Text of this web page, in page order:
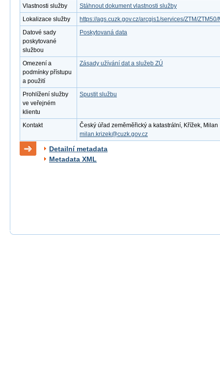
Vlastnosti služby
Stáhnout dokument vlastnosti služby
Lokalizace služby
https://ags.cuzk.gov.cz/arcgis1/services/ZTM/
Datové sady
poskytované
službou
Poskytovaná data
Omezení a
podmínky přístupu
a použití
Zásady užívání dat a služeb ZÚ
Prohlížení služby
ve veřejném
klientu
Spustit službu
Kontakt
Český úřad zeměměřický a katastrální, Křížek,
milan.krizek@cuzk.gov.cz
Detailní metadata
Metadata XML